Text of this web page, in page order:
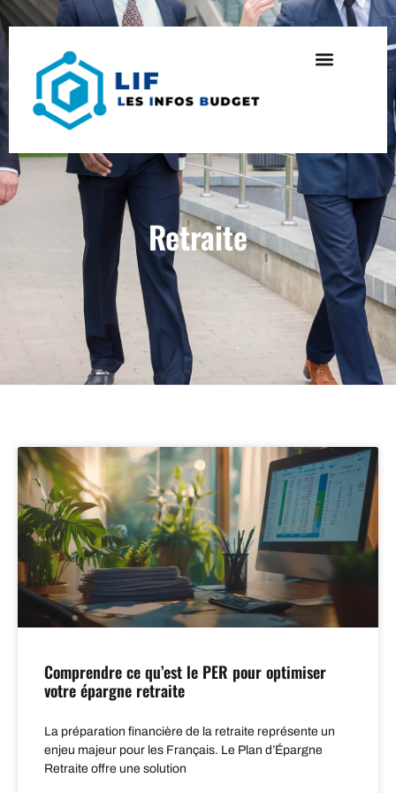
Retraite
Comprendre ce qu’est le PER pour optimiser
votre épargne retraite
La préparation financière de la retraite représente un
enjeu majeur pour les Français. Le Plan d’Épargne
Retraite offre une solution